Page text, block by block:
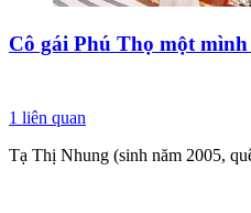
Cô gái Phú Thọ một
1 liên quan
Tạ Thị Nhung (sinh năm 2005,